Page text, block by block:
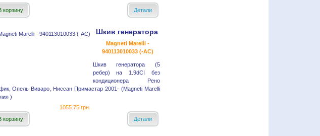
корзину Детали
Шкив генератора
Magneti Marelli -
940113010033 (-AC)
Шкив генератора (5
ребер) на 1.9dCI без
кондиционера Рено
Опель Виваро, Ниссан Примастар 2001- (Magneti Marelli
)
1055.75 грн.
корзину
Детали